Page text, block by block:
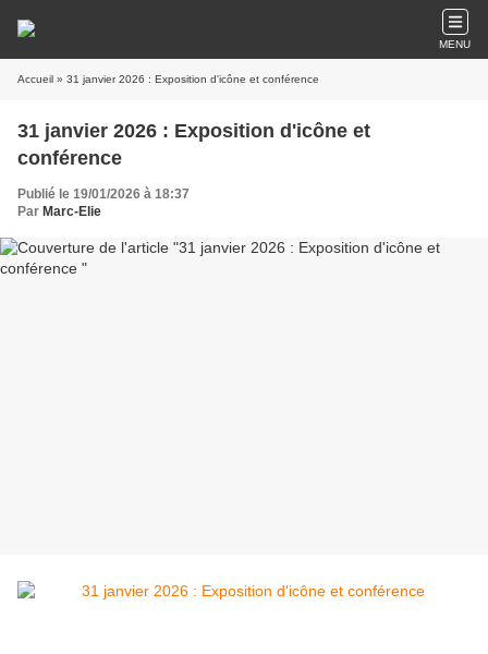
MENU
Accueil » 31 janvier 2026 : Exposition d'icône et conférence
31 janvier 2026 : Exposition d'icône et
conférence
Publié le 19/01/2026 à 18:37
Par Marc-Elie